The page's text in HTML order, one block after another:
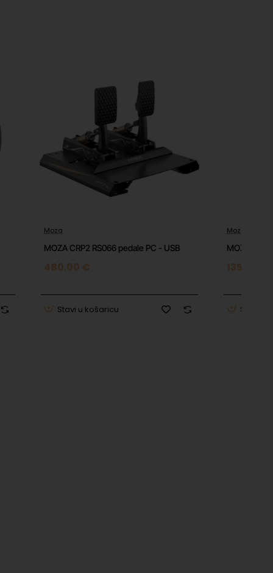
Moza
MOZA CRP2 RS066 pedale PC - USB
480.00 €
Stavi u košaricu
Moza
MOZA HBP
135.00 €
Stavi u